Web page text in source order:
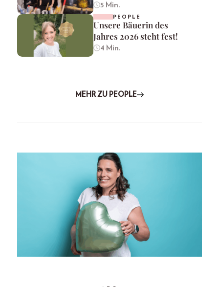
5 Min.
PEOPLE
Unsere Bäuerin des
Jahres 2026 steht fest!
4 Min.
MEHR ZU PEOPLE